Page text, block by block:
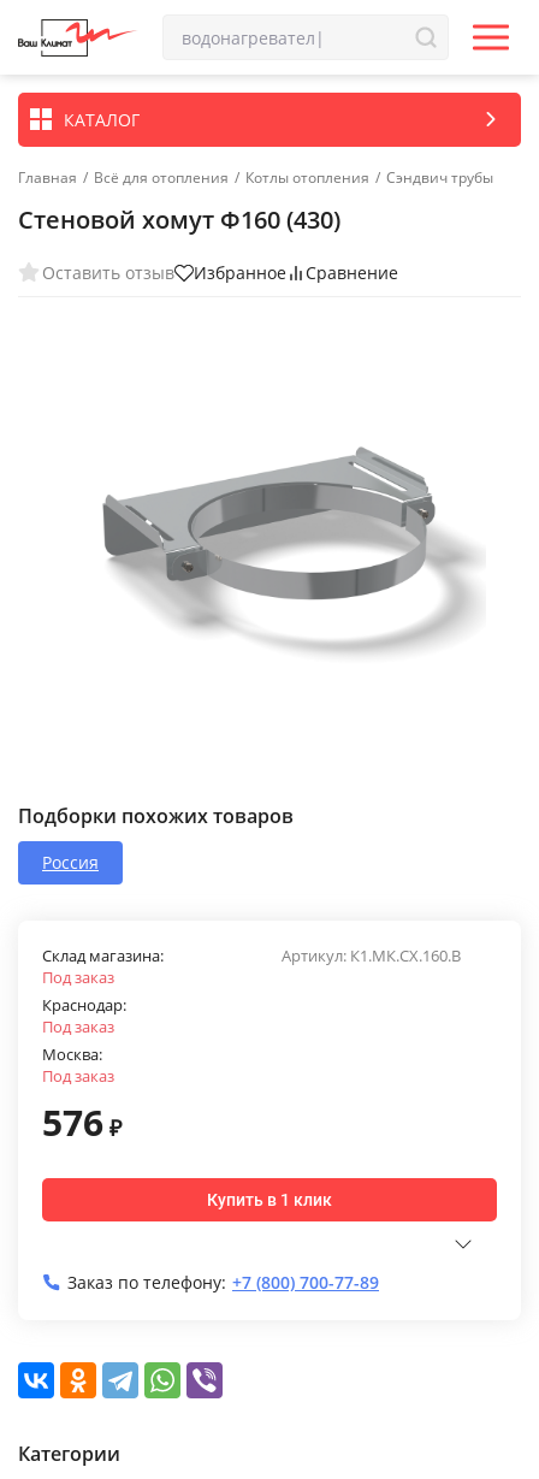
КАТАЛОГ
Главная / Всё для отопления / Котлы отопления / Сэндвич трубы
Стеновой хомут Ф160 (430)
Оставить отзыв Избранное Сравнение
Подборки похожих товаров
Россия
Артикул: К1.МК.СХ.160.В
Склад магазина:
Под заказ
Краснодар:
Под заказ
Москва:
Под заказ
576 ₽
Купить в 1 клик
Заказ по телефону: +7 (800) 700-77-89
Категории